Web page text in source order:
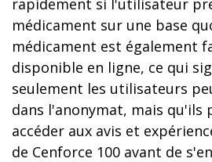
rapidement si l'utilisateur
médicament sur une base
médicament est également
disponible en ligne, ce qui
seulement les utilisateurs
dans l'anonymat, mais qu'ils
accéder aux avis et
de Cenforce 100 avant de